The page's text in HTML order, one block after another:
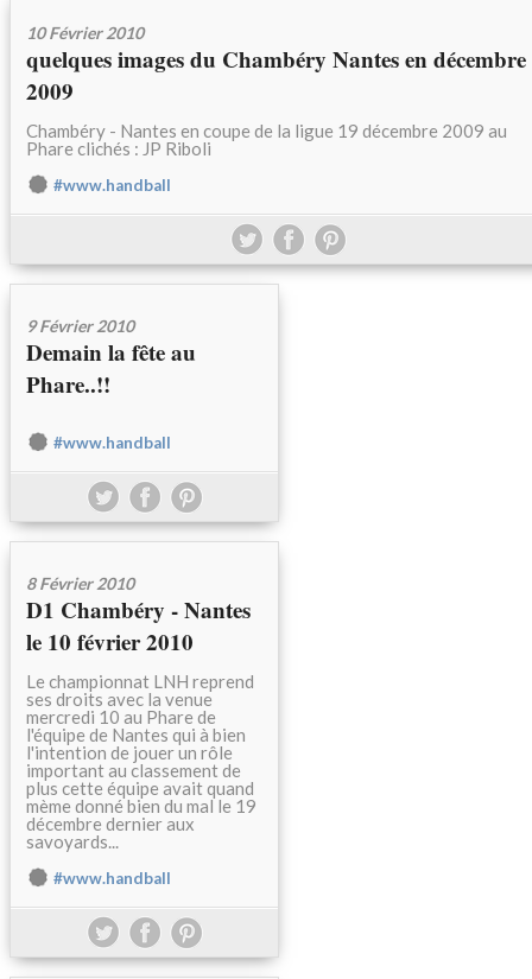
10 Février 2010
quelques images du Chambéry Nantes en décembre
2009
Chambéry - Nantes en coupe de la ligue 19 décembre 2009 au
Phare clichés : JP Riboli
#www.handball
9 Février 2010
Demain la fête au
Phare..!!
#www.handball
8 Février 2010
D1 Chambéry - Nantes
le 10 février 2010
Le championnat LNH reprend
ses droits avec la venue
mercredi 10 au Phare de
l'équipe de Nantes qui à bien
l'intention de jouer un rôle
important au classement de
plus cette équipe avait quand
mème donné bien du mal le 19
décembre dernier aux
savoyards...
#www.handball